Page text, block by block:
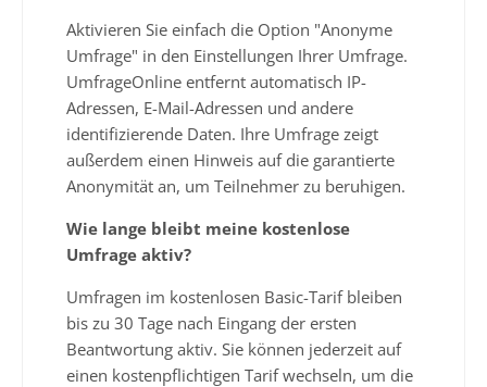
Aktivieren Sie einfach die Option "Anonyme
Umfrage" in den Einstellungen Ihrer Umfrage.
UmfrageOnline entfernt automatisch IP-
Adressen, E-Mail-Adressen und andere
identifizierende Daten. Ihre Umfrage zeigt
außerdem einen Hinweis auf die garantierte
Anonymität an, um Teilnehmer zu beruhigen.
Wie lange bleibt meine kostenlose
Umfrage aktiv?
Umfragen im kostenlosen Basic-Tarif bleiben
bis zu 30 Tage nach Eingang der ersten
Beantwortung aktiv. Sie können jederzeit auf
einen kostenpflichtigen Tarif wechseln, um die